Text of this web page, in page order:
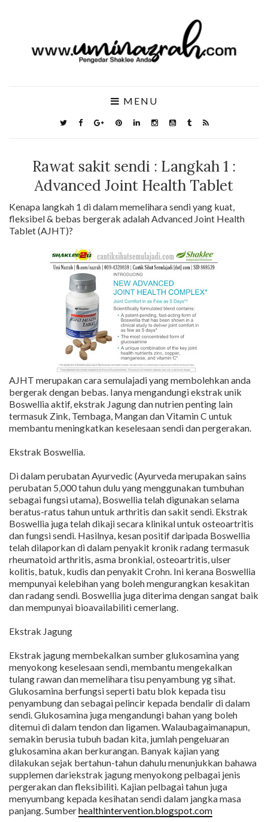
MENU
Rawat sakit sendi : Langkah 1 :
Advanced Joint Health Tablet
Kenapa langkah 1 di dalam memelihara sendi yang kuat,
fleksibel & bebas bergerak adalah Advanced Joint Health
Tablet (AJHT)?
AJHT merupakan cara semulajadi yang membolehkan anda
bergerak dengan bebas. Ianya mengandungi ekstrak unik
Boswellia aktif, ekstrak Jagung dan nutrien penting lain
termasuk Zink, Tembaga, Mangan dan Vitamin C untuk
membantu meningkatkan keselesaan sendi dan pergerakan.
Ekstrak Boswellia.
Di dalam perubatan Ayurvedic (Ayurveda merupakan sains
perubatan 5,000 tahun dulu yang menggunakan tumbuhan
sebagai fungsi utama), Boswellia telah digunakan selama
beratus-ratus tahun untuk arthritis dan sakit sendi. Ekstrak
Boswellia juga telah dikaji secara klinikal untuk osteoartritis
dan fungsi sendi. Hasilnya, kesan positif daripada Boswellia
telah dilaporkan di dalam penyakit kronik radang termasuk
rheumatoid arthritis, asma bronkial, osteoartritis, ulser
kolitis, batuk, kudis dan penyakit Crohn. Ini kerana Boswellia
mempunyai kelebihan yang boleh mengurangkan kesakitan
dan radang sendi. Boswellia juga diterima dengan sangat baik
dan mempunyai bioavailabiliti cemerlang.
Ekstrak Jagung
Ekstrak jagung membekalkan sumber glukosamina yang
menyokong keselesaan sendi, membantu mengekalkan
tulang rawan dan memelihara tisu penyambung yg sihat.
Glukosamina berfungsi seperti batu blok kepada tisu
penyambung dan sebagai pelincir kepada bendalir di dalam
sendi. Glukosamina juga mengandungi bahan yang boleh
ditemui di dalam tendon dan ligamen. Walaubagaimanapun,
semakin berusia tubuh badan kita, jumlah pengeluaran
glukosamina akan berkurangan. Banyak kajian yang
dilakukan sejak bertahun-tahun dahulu menunjukkan bahawa
supplemen dariekstrak jagung menyokong pelbagai jenis
pergerakan dan fleksibiliti. Kajian pelbagai tahun juga
menyumbang kepada kesihatan sendi dalam jangka masa
panjang. Sumberhealthintervention.blogspot.com